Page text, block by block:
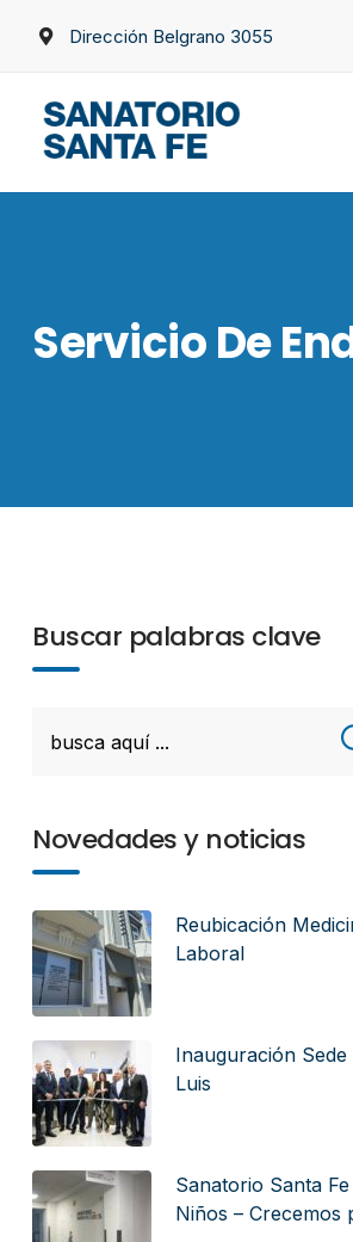
Dirección Belgrano 3055
Servicio De
Buscar palabras clave
Novedades y noticias
Reubicación
Laboral
Inauguración Sede
Luis
Sanatorio Santa Fe
Niños – Crecemos